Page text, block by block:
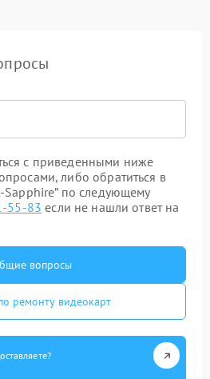
с приведенными ниже
либо обратиться в
Sapphire” по следующему
55-83 если не нашли ответ на
вопросы
ремонту видеокарт